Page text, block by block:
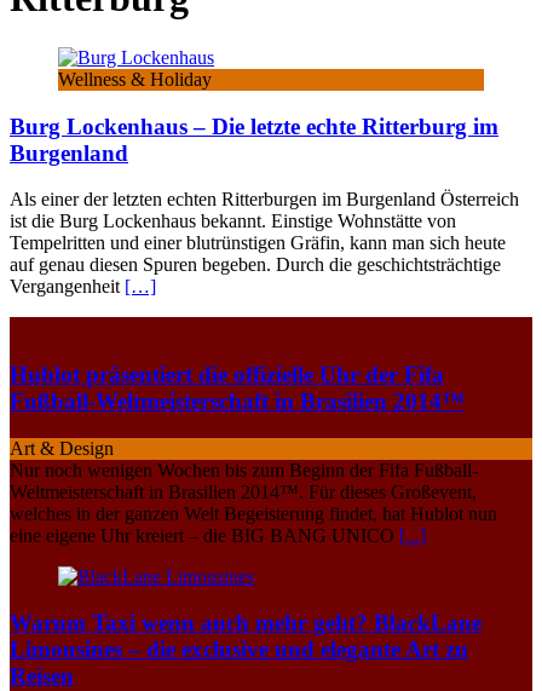
Wellness & Holiday
Burg Lockenhaus – Die letzte echte Ritterburg im
Burgenland
Als einer der letzten echten Ritterburgen im Burgenland Österreich
ist die Burg Lockenhaus bekannt. Einstige Wohnstätte von
Tempelritten und einer blutrünstigen Gräfin, kann man sich heute
auf genau diesen Spuren begeben. Durch die geschichtsträchtige
Vergangenheit […]
Hublot präsentiert die offizielle Uhr der Fifa
Fußball-Weltmeisterschaft in Brasilien 2014™
Art & Design
Nur noch wenigen Wochen bis zum Beginn der Fifa Fußball-
Weltmeisterschaft in Brasilien 2014™. Für dieses Großevent,
welches in der ganzen Welt Begeisterung findet, hat Hublot nun
eine eigene Uhr kreiert – die BIG BANG UNICO [...]
Warum Taxi wenn auch mehr geht? BlackLane
Limousines – die exclusive und elegante Art zu
Reisen